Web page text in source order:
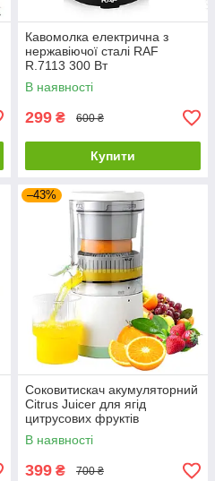
Кавомолка електрична з
нержавіючої сталі RAF
R.7113 300 Вт
В наявності
299 ₴ 600 ₴
Купити
–43%
Соковитискач акумуляторний
Citrus Juicer для ягід
цитрусових фруктів
В наявності
399 ₴ 700 ₴